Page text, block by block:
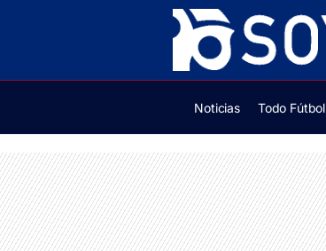
Noticias Todo Fútbol